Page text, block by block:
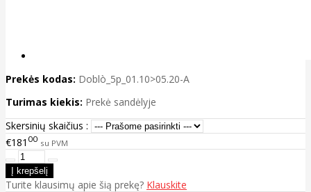
Prekės kodas: Doblò_5p_01.10>05.20-A
Turimas kiekis: Prekė sandėlyje
Skersinių skaičius :
€181 00 su PVM
Turite klausimų apie šią prekę? Klauskite